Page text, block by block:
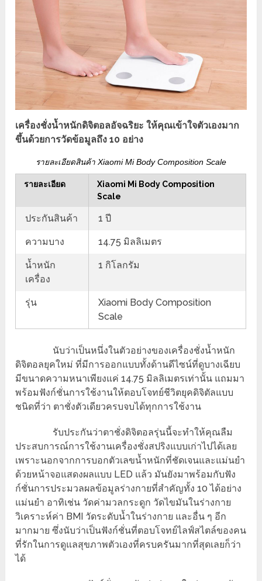
เครื่องชั่งน้ำหนักดิจิตอลอัจฉริยะ ให้คุณเข้าใจตัวเองมาก
ขึ้นด้วยการวัดข้อมูลถึง 10 อย่าง
รายละเอียดสินค้า Xiaomi Mi Body Composition Scale
รายละเอียด
Xiaomi Mi Body Composition
Scale
ประกันสินค้า 1 ปี
ความบาง 14.75 มิลลิเมตร
น้ำหนัก
เครื่อง
1 กิโลกรัม
รุ่น
Xiaomi Body Composition
Scale
นับว่าเป็นหนึ่งในตัวอย่างของเครื่องชั่งน้ำหนัก
ดิจิตอลยุคใหม่ ที่มีการออกแบบทั้งด้านดีไซน์ที่ดูบางเฉียบ
มีขนาดความหนาเพียงแค่ 14.75 มิลลิเมตรเท่านั้น แถมมา
พร้อมฟังก์ชั่นการใช้งานให้ตอบโจทย์ชีวิตยุคดิจิตัลแบบ
ชนิดที่ว่า ตาชั่งตัวเดียวครบจบได้ทุกการใช้งาน
รับประกันว่าตาชั่งดิจิตอลรุ่นนี้จะทำให้คุณลืม
ประสบการณ์การใช้งานเครื่องชั่งสปริงแบบเก่าไปได้เลย
เพราะนอกจากการบอกตัวเลขน้ำหนักที่ชัดเจนและแม่นยำ
ด้วยหน้าจอแสดงผลแบบ LED แล้ว มันยังมาพร้อมกับฟัง
ก์ชั่นการประมวลผลข้อมูลร่างกายที่สำคัญทั้ง 10 ได้อย่าง
แม่นยำ อาทิเช่น วัดค่ามวลกระดูก วัดไขมันในร่างกาย
วิเคราะห์ค่า BMI วัดระดับน้ำในร่างกาย และอื่น ๆ อีก
มากมาย ซึ่งนับว่าเป็นฟังก์ชั่นที่ตอบโจทย์ไลฟ์สไตล์ของคน
ที่รักในการดูแลสุขภาพตัวเองที่ครบครันมากที่สุดเลยก็ว่า
ได้